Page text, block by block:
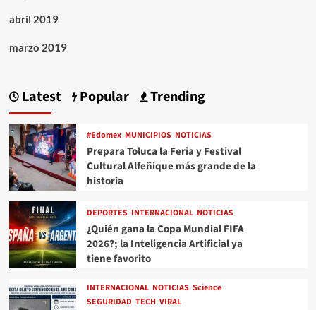
abril 2019
marzo 2019
Latest Popular Trending
#Edomex MUNICIPIOS NOTICIAS
Prepara Toluca la Feria y Festival
Cultural Alfeñique más grande de la
historia
DEPORTES INTERNACIONAL NOTICIAS
¿Quién gana la Copa Mundial FIFA
2026?; la Inteligencia Artificial ya
tiene favorito
INTERNACIONAL NOTICIAS Science
SEGURIDAD TECH VIRAL